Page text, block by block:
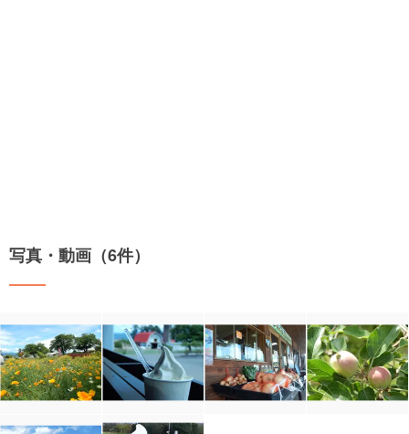
写真・動画（6件）